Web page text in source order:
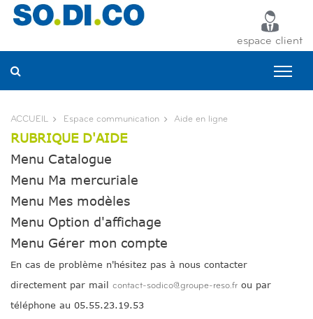
espace client
ACCUEIL Espace communication Aide en ligne
RUBRIQUE D'AIDE
Menu Catalogue
Menu Ma mercuriale
Menu Mes modèles
Menu Option d'affichage
Menu Gérer mon compte
En cas de problème n'hésitez pas à nous contacter
directement par mail contact-sodico@groupe-reso.fr ou par
téléphone au 05.55.23.19.53
Panneau de gestion des cookies